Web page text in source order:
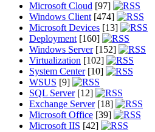
Microsoft Cloud [97]
Windows Client[474]
Microsoft Devices [13]
Deployment[160]
Windows Server[152]
Virtualization [102]
System Center[10]
WSUS [9]
SQL Server[12]
Exchange Server[18]
Microsoft Office [39]
Microsoft IIS [42]